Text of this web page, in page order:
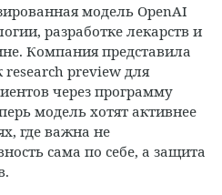
модель OpenAI
разработке лекарств и
Компания представила
research preview для
через программу
модель хотят активнее
где важна не
сама по себе, а защита